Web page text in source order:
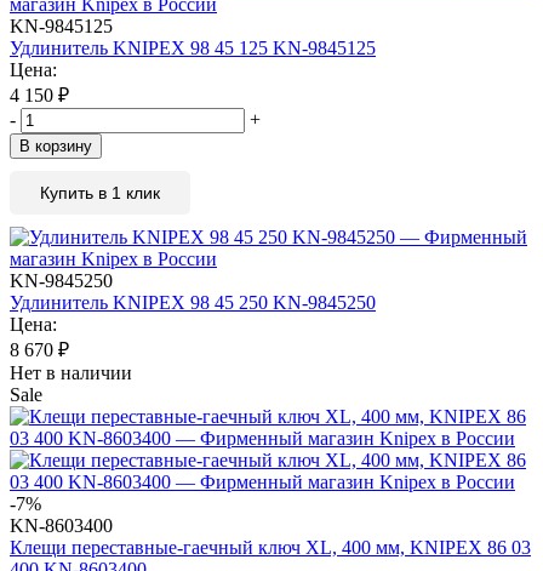
KN-9845125
Удлинитель KNIPEX 98 45 125 KN-9845125
Цена:
4 150 ₽
-
+
В корзину
Купить в 1 клик
KN-9845250
Удлинитель KNIPEX 98 45 250 KN-9845250
Цена:
8 670 ₽
Нет в наличии
Sale
-7%
KN-8603400
Клещи переставные-гаечный ключ XL, 400 мм, KNIPEX 86 03